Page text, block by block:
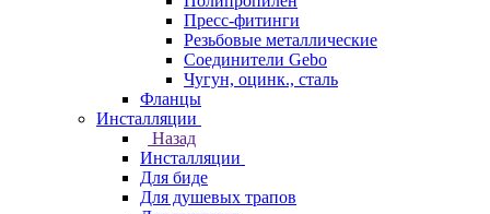
Пресс-фитинги
Резьбовые металлические
Соединители Gebo
Чугун, оцинк., сталь
Фланцы
Инсталляции
Назад
Инсталляции
Для биде
Для душевых трапов